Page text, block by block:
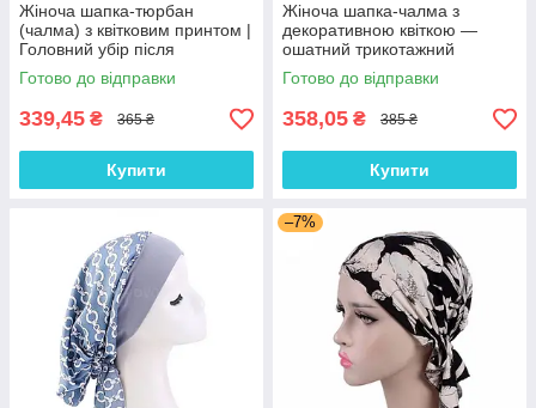
Жіноча шапка-тюрбан
(чалма) з квітковим принтом |
Головний убір після
хіміотерапії, при алопеції |
Літня хустка на голову
Готово до відправки
339,45 ₴ 365 ₴
Купити
Жіноча шапка-чалма з
декоративною квіткою —
ошатний трикотажний
тюрбан, колір Кава з
молоком
Готово до відправки
358,05 ₴ 385 ₴
Купити
–7%